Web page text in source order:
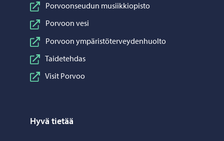
Porvoonseudun musiikkiopisto
Porvoon vesi
Porvoon ympäristöterveydenhuolto
Taidetehdas
Visit Porvoo
Hyvä tietää